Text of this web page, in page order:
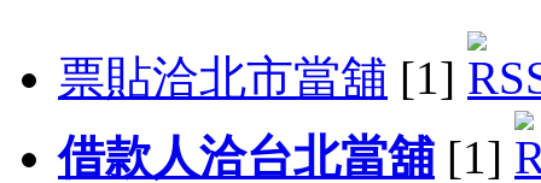
票貼洽北市當舖 [1]
借款人洽台北當舖 [1]